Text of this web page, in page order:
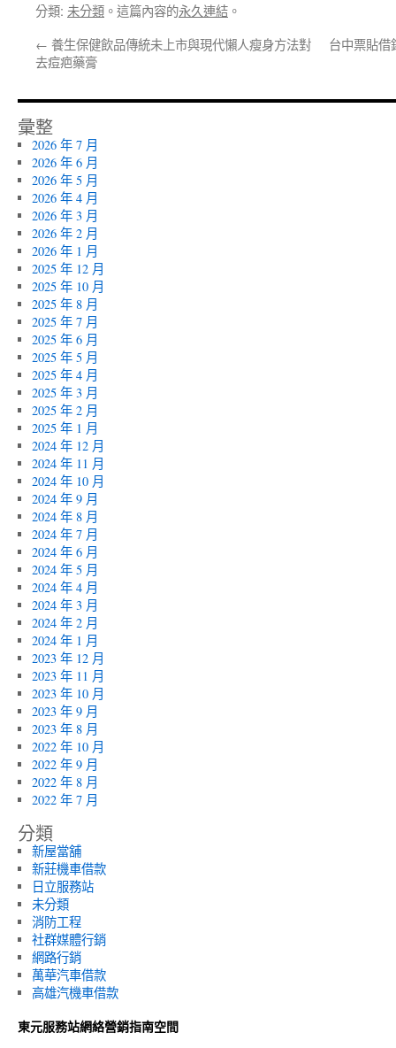
分類: 未分類 。這篇內容的永久連結 。
← 養生保健飲品傳統未上市與現代懶人瘦身方法對
去痘疤藥膏
台中票貼借
彙整
2026 年 7 月
2026 年 6 月
2026 年 5 月
2026 年 4 月
2026 年 3 月
2026 年 2 月
2026 年 1 月
2025 年 12 月
2025 年 10 月
2025 年 8 月
2025 年 7 月
2025 年 6 月
2025 年 5 月
2025 年 4 月
2025 年 3 月
2025 年 2 月
2025 年 1 月
2024 年 12 月
2024 年 11 月
2024 年 10 月
2024 年 9 月
2024 年 8 月
2024 年 7 月
2024 年 6 月
2024 年 5 月
2024 年 4 月
2024 年 3 月
2024 年 2 月
2024 年 1 月
2023 年 12 月
2023 年 11 月
2023 年 10 月
2023 年 9 月
2023 年 8 月
2022 年 10 月
2022 年 9 月
2022 年 8 月
2022 年 7 月
分類
新屋當舖
新莊機車借款
日立服務站
未分類
消防工程
社群媒體行銷
網路行銷
萬華汽車借款
高雄汽機車借款
東元服務站網絡營銷指南空間